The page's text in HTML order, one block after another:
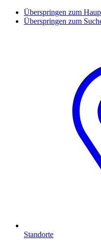
Überspringen zum
Überspringen zum
Standorte